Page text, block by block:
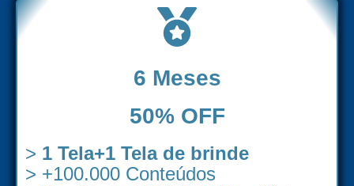
6 Meses
50% OFF
> 1 Tela+1 Tela de brinde
> +100.000 Conteúdos